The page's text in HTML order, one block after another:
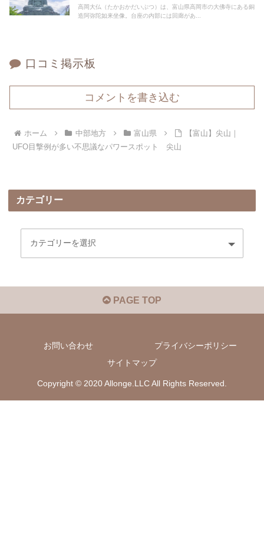
高岡大仏（たかおかだいぶつ）は、富山県高岡市の大佛寺にある銅
造阿弥陀如来坐像。台座の内部には回廊があ...
口コミ掲示板
コメントを書き込む
ホーム 中部地方 富山県
【富山】尖山｜
UFO目撃例が多い不思議なパワースポット 尖山
カテゴリー
PAGE TOP
お問い合わせ
プライバシーポリシー
サイトマップ
Copyright © 2020 Allonge.LLC All Rights Reserved.